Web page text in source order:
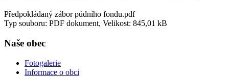
Předpokládaný zábor půdního fondu.pdf
Typ souboru: PDF dokument, Velikost: 845,01 kB
Naše obec
Fotogalerie
Informace o obci